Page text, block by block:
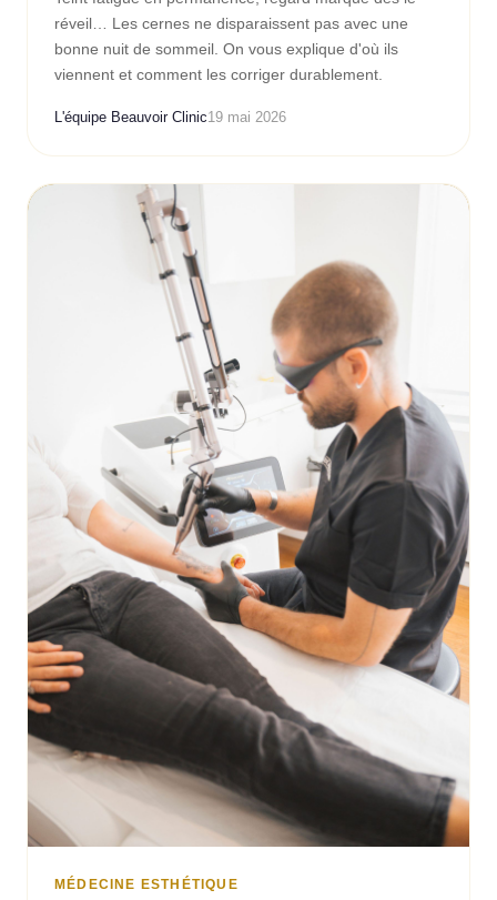
réveil… Les cernes ne disparaissent pas avec une
bonne nuit de sommeil. On vous explique d'où ils
viennent et comment les corriger durablement.
L'équipe Beauvoir Clinic19 mai 2026
MÉDECINE ESTHÉTIQUE